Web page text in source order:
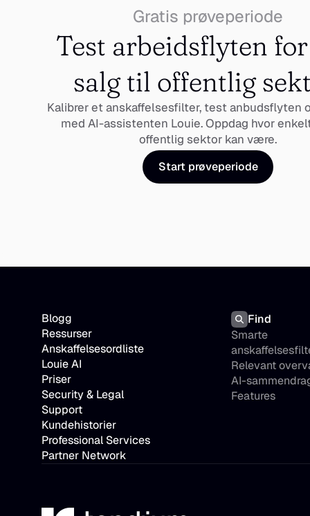
Gratis prøveperiode
Test arbeidsflyten
salg til offentlig
Kalibrer et anskaffelsesfilter, test anbudsflyten
med AI-assistenten Louie. Oppdag hvor
offentlig sektor kan være.
Start prøveperiode
Blogg
Ressurser
Anskaffelsesordliste
Louie AI
Priser
Security & Legal
Support
Kundehistorier
Professional Services
Partner Network
Find
Smarte
Relevant
AI-
Features